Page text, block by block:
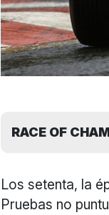
RACE OF
Los setenta, la
Pruebas no